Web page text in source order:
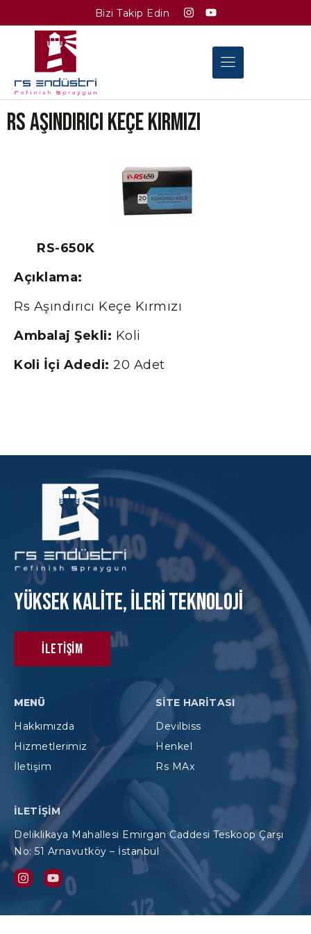
Bizi Takip Edin
Rs Aşındırıcı Keçe Kırmızı
RS-650K
Açıklama:
Rs Aşındırıcı Keçe Kırmızı
Ambalaj Şekli: Koli
Koli İçi Adedi: 20 Adet
Yüksek KAlite, İleri Teknoloji
İletişim
MENÜ
Hakkımızda
Hizmetlerimiz
İletişim
SITE HARITASI
Devilbiss
Henkel
Rs MAx
İLETIŞIM
Deliklikaya Mahallesi Emirgan Caddesi Teskoop Çarşı
No: 51 Arnavutköy – İstanbul